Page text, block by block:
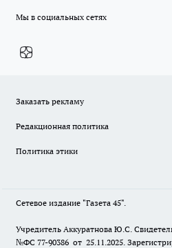
Мы в социальных сетях
Заказать рекламу
Редакционная политика
Политика этики
Сетевое издание "Газета 45".
Учредитель Аккуратнова Ю.С.
№ФС 77-90386 от 25.11.2025.